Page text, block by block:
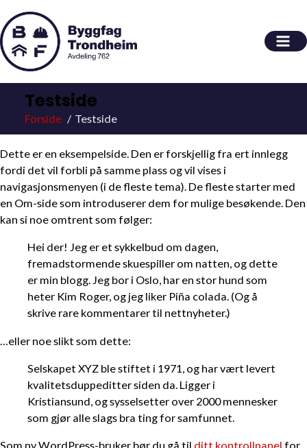
Testside
Forside Testside
Dette er en eksempelside. Den er forskjellig fra ert innlegg
fordi det vil forbli på samme plass og vil vises i
navigasjonsmenyen (i de fleste tema). De fleste starter med
en Om-side som introduserer dem for mulige besøkende. Den
kan si noe omtrent som følger:
Hei der! Jeg er et sykkelbud om dagen,
fremadstormende skuespiller om natten, og dette
er min blogg. Jeg bor i Oslo, har en stor hund som
heter Kim Roger, og jeg liker Piña colada. (Og å
skrive rare kommentarer til nettnyheter.)
…eller noe slikt som dette:
Selskapet XYZ ble stiftet i 1971, og har vært levert
kvalitetsduppeditter siden da. Ligger i
Kristiansund, og sysselsetter over 2000 mennesker
som gjør alle slags bra ting for samfunnet.
Som ny WordPress-bruker bør du gå til ditt kontrollpanel for